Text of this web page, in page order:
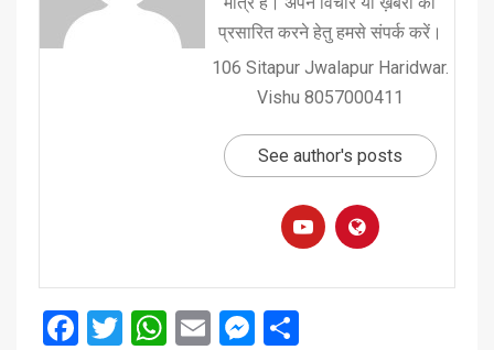
प्रसारित करने हेतु हमसे संपर्क करें।
106 Sitapur Jwalapur Haridwar.
Vishu 8057000411
See author's posts
Facebook
Twitter
WhatsApp
EmailMessenger